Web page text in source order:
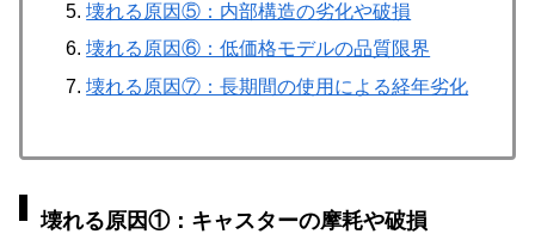
壊れる原因⑤：内部構造の劣化や破損
壊れる原因⑥：低価格モデルの品質限界
壊れる原因⑦：長期間の使用による経年劣化
壊れる原因①：キャスターの摩耗や破損